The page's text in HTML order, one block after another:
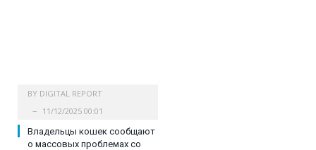
BY DIGITAL REPORT
11/12/2025 00:01
Владельцы кошек сообщают
о массовых проблемах со